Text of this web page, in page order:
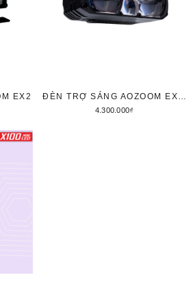
EX2 ĐÈN TRỢ SÁNG AOZOOM EXTRA SAPPHIRE (CÁI)
4.300.000₫